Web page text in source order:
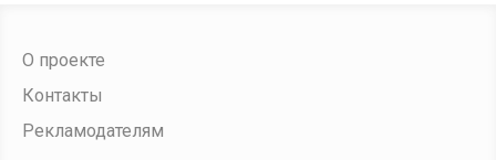
О проекте
Контакты
Рекламодателям